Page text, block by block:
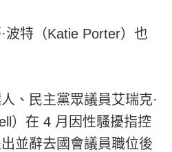
波特（Katie Porter）也
、民主黨眾議員艾瑞克·
）在 4 月因性騷擾指控
並辭去國會議員職位後